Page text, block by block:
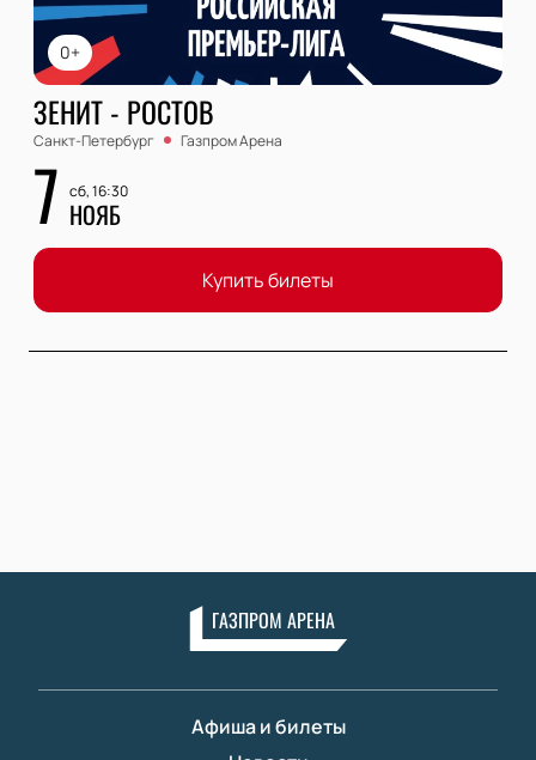
0+
ЗЕНИТ - РОСТОВ
Санкт-Петербург Газпром Арена
7 сб, 16:30
НОЯБ
Купить билеты
ГАЗПРОМ АРЕНА
Афиша и билеты